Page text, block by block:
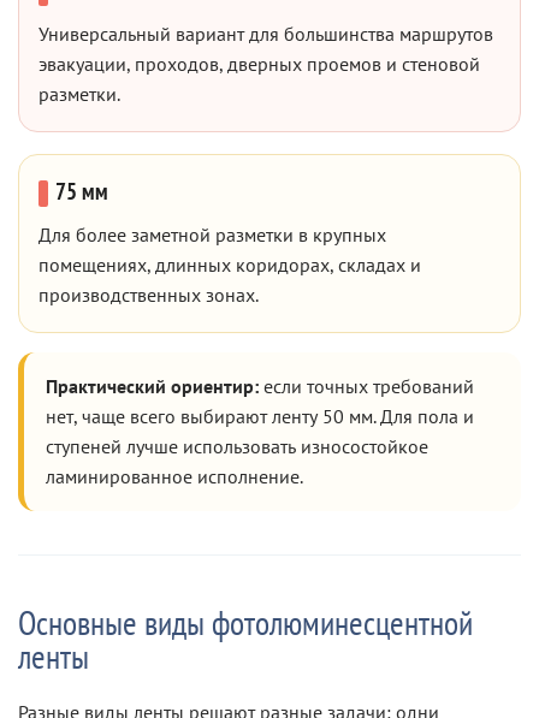
Универсальный вариант для большинства маршрутов
эвакуации, проходов, дверных проемов и стеновой
разметки.
75 мм
Для более заметной разметки в крупных
помещениях, длинных коридорах, складах и
производственных зонах.
Практический ориентир: если точных требований
нет, чаще всего выбирают ленту 50 мм. Для пола и
ступеней лучше использовать износостойкое
ламинированное исполнение.
Основные виды фотолюминесцентной
ленты
Разные виды ленты решают разные задачи: одни